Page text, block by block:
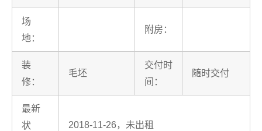
场
地：
附房：
装
修：
毛坯
交付时
间：
随时交付
最新
状
2018-11-26，未出租